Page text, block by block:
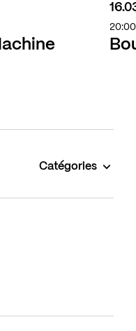
20:00
Catégories